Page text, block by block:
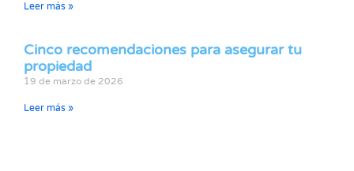
Leer más »
Cinco recomendaciones para asegurar tu
propiedad
19 de marzo de 2026
Leer más »